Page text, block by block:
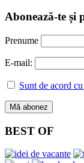
Abonează-te și
Prenume
E-mail:
Sunt de acord
BEST OF